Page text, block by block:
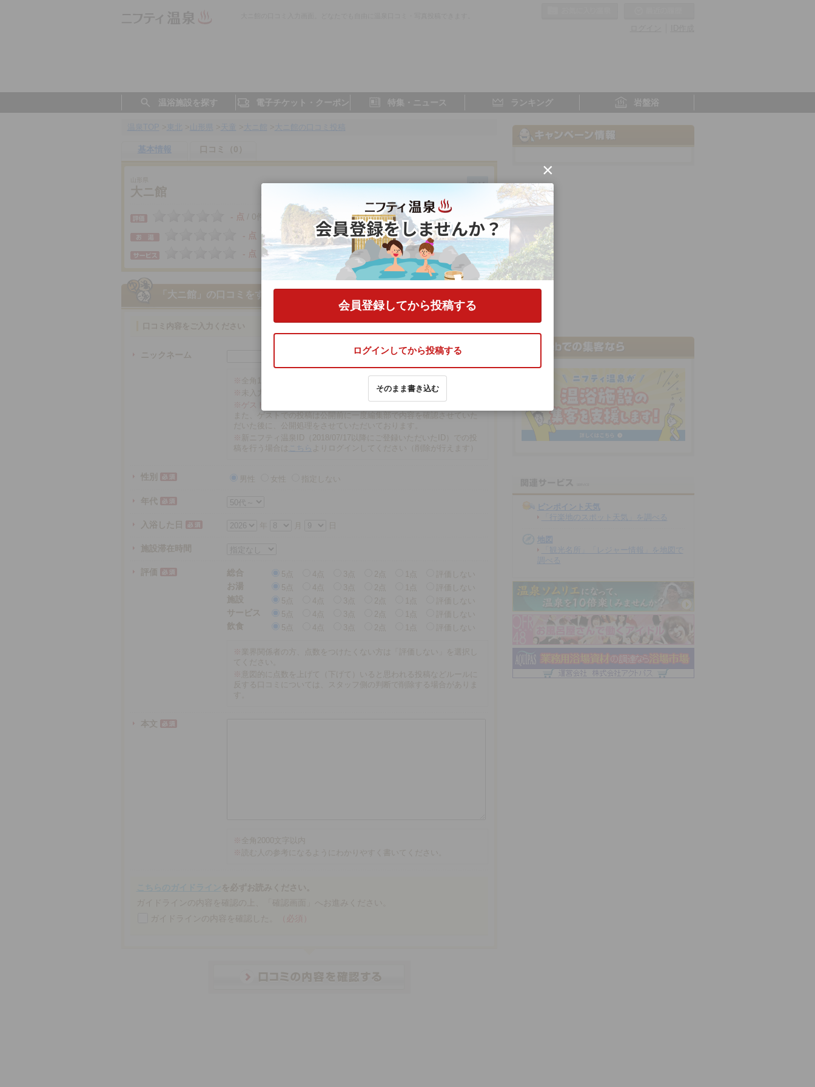
温浴施設を探す 電子チケット・クーポン 特集・ニュース ランキング 岩盤浴
基本情報 口コミ（0）
大ニ館
- 点 / 0件 山形県／天童
- 点
- 点
- 点
- 点
「大ニ館」 の口コミをする
ニックネーム
※ 全角16文字以内
※
※ゲストでの投稿は、再編集や削除ができませんので注意ください。
また、ゲストでの投稿は公開前に一度編集部で内容を確認させていた
だいた後に、公開処理をさせていただいております。
※ 新ニフティ温泉ID（2018/07/17以降にご登録いただいたID）での投
稿を行う場合は
こちら よりログインしてください（削除が行えます）
性別 男性 女性 指定しない
年代
入浴した日 年
施設滞在時間
評価 総合 5点 3点 2点 1点
評価しない
お湯
5点 3点 2点 1点
評価しない
施設
5点 3点 2点 1点
評価しない
サービス
5点 3点 2点 1点
評価しない
飲食
5点 3点 2点 1点 評価しない
※ 業界関係者の方、点数をつけたくない方は「評価しない」を選択し
てください。
※ 意図的に点数を上げて（下げて）いると思われる投稿などルールに
反する口コミについては、スタッフ側の判断で削除する場合がありま
本文
※ 全角2000文字以内
※ 読む人の参考になるようにわかりやすく書いてください。
（必須）
ピンポイント天気
「行楽地のスポット天気」を調べる
地図
「観光名所」「レジャー情報」を地図で
調べる
×
会員登録してから投稿する
ログインしてから投稿する
そのまま書き込む